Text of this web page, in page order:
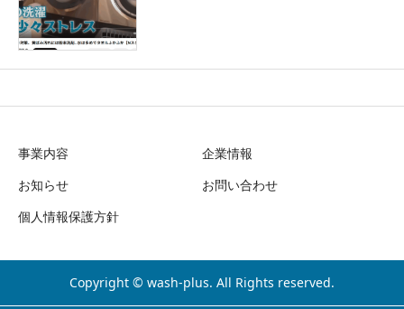
事業内容
企業情報
お知らせ
お問い合わせ
個人情報保護方針
Copyright © wash-plus. All Rights reserved.